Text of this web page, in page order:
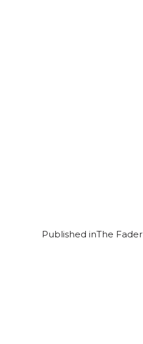
Published inThe Fader